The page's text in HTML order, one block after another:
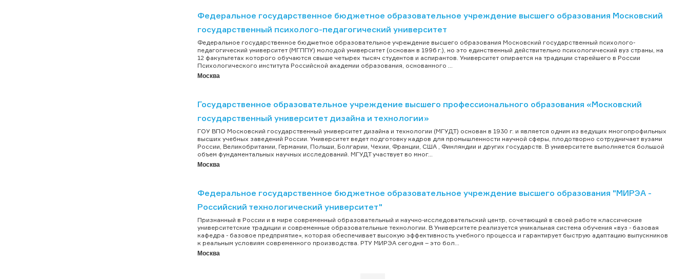
Федеральное государственное бюджетное образовательное учреждение высшего образования Московский
государственный психолого-педагогический университет
Федеральное государственное бюджетное образовательное учреждение высшего образования Московский государственный психолого-
педагогический университет (МГППУ) молодой университет (основан в 1996 г.), но это единственный действительно психологический вуз страны, на
12 факультетах которого обучаются свыше четырех тысяч студентов и аспирантов. Университет опирается на традиции старейшего в России
Психологического института Российской академии образования, основанного ...
Москва
Государственное образовательное учреждение высшего профессионального образования «Московский
государственный университет дизайна и технологии»
ГОУ ВПО Московский государственный университет дизайна и технологии (МГУДТ) основан в 1930 г. и является одним из ведущих многопрофильных
высших учебных заведений России. Университет ведет подготовку кадров для промышленности научной сферы, плодотворно сотрудничает вузами
России, Великобритании, Германии, Польши, Болгарии, Чехии, Франции, США , Финляндии и других государств. В университете выполняется большой
объем фундаментальных научных исследований. МГУДТ участвует во мног...
Москва
Федеральное государственное бюджетное образовательное учреждение высшего образования "МИРЭА -
Российский технологический университет"
Признанный в России и в мире современный образовательный и научно-исследовательский центр, сочетающий в своей работе классические
университетские традиции и современные образовательные технологии. В Университете реализуется уникальная система обучения «вуз - базовая
кафедра - базовое предприятие», которая обеспечивает высокую эффективность учебного процесса и гарантирует быструю адаптацию выпускников
к реальным условиям современного производства. РТУ МИРЭА сегодня – это бол...
Москва